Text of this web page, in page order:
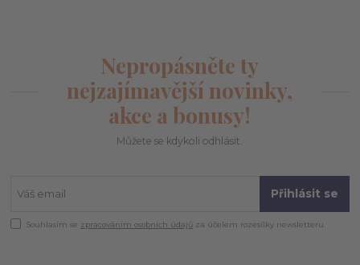
Nepropásněte ty
nejzajímavější novinky,
akce a bonusy!
Můžete se kdykoli odhlásit.
Přihlásit se
Souhlasím se zpracováním osobních údajů za účelem rozesílky newsletteru.